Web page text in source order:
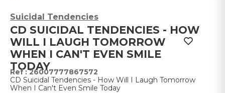
Suicidal Tendencies
CD SUICIDAL TENDENCIES - HOW
WILL I LAUGH TOMORROW
WHEN I CAN'T EVEN SMILE
TODAY
:26007777867572
CD Suicidal Tendencies - How Will I Laugh Tomorrow
When I Can't Even Smile Today